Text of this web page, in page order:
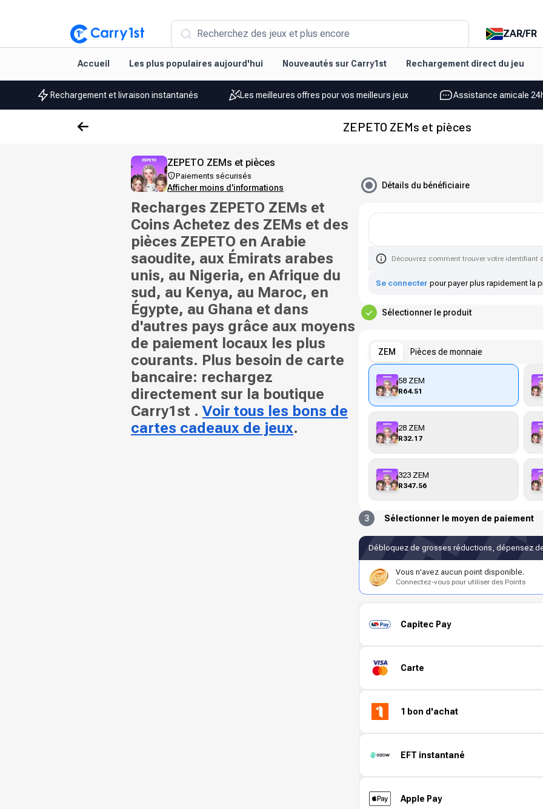
Recherchez des jeux et plus encore ZAR/FR
Accueil Les plus populaires aujourd'hui Nouveautés sur Carry1st Rechargement direct du jeu
Rechargement et livraison instantanés Les meilleures offres pour vos meilleurs jeux Assistance amicale
ZEPETO ZEMs et pièces
ZEPETO ZEMs et pièces
Paiements sécurisés
Afficher moins d'informations
Recharges ZEPETO ZEMs et
Coins Achetez des ZEMs et des
pièces ZEPETO en Arabie
saoudite, aux Émirats arabes
unis, au Nigeria, en Afrique du
sud, au Kenya, au Maroc, en
Égypte, au Ghana et dans
d'autres pays grâce aux moyens
de paiement locaux les plus
courants. Plus besoin de carte
bancaire: rechargez
directement sur la boutique
Carry1st .Voir tous les bons de
cartes cadeaux de jeux.
Détails du bénéficiaire
Découvrez comment trouver votre identifiant
Se connecter pour payer plus rapidement la
Sélectionner le produit
ZEM Pièces de monnaie
58 ZEM
R64.51
28 ZEM
R32.17
323 ZEM
R347.56
3 Sélectionner le moyen de paiement
Débloquez de grosses réductions, dépensez
Vous n'avez aucun point disponible.
Connectez-vous pour utiliser des Points
Capitec Pay
Carte
1 bon d'achat
EFT instantané
Apple Pay